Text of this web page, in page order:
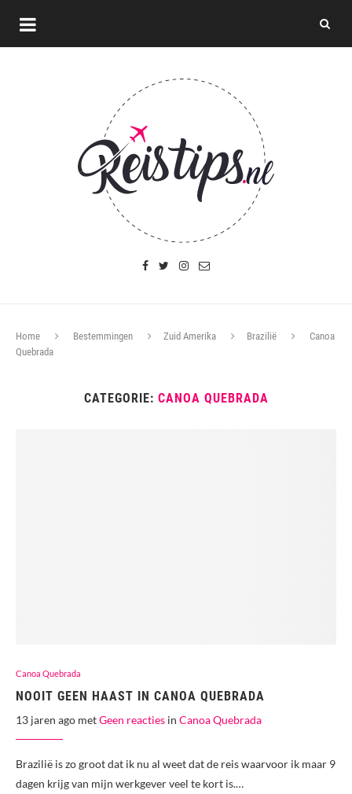
Home Bestemmingen Zuid Amerika Brazilië
Canoa
Quebrada
CATEGORIE: CANOA QUEBRADA
Canoa Quebrada
NOOIT GEEN HAAST IN CANOA QUEBRADA
13 jaren ago metGeen reacties in Canoa Quebrada
Brazilië is zo groot dat ik nu al weet dat de reis waarvoor ik maar 9
dagen krijg van mijn werkgever veel te kort is.…